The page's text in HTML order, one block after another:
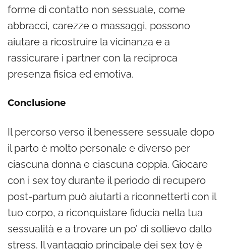
forme di contatto non sessuale, come
abbracci, carezze o massaggi, possono
aiutare a ricostruire la vicinanza e a
rassicurare i partner con la reciproca
presenza fisica ed emotiva.
Conclusione
Il percorso verso il benessere sessuale dopo
il parto è molto personale e diverso per
ciascuna donna e ciascuna coppia. Giocare
con i sex toy durante il periodo di recupero
post-partum può aiutarti a riconnetterti con il
tuo corpo, a riconquistare fiducia nella tua
sessualità e a trovare un po’ di sollievo dallo
stress. Il vantaggio principale dei sex toy è